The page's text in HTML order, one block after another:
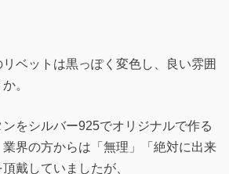
ベットは黒っぽく変色し、良い雰囲
。
をシルバー925でオリジナルで作る
界の方からは「無理」「絶対に出来
戴していましたが、